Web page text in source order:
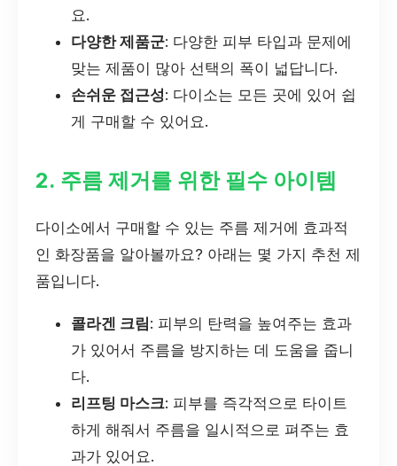
요.
다양한 제품군: 다양한 피부 타입과 문제에
맞는 제품이 많아 선택의 폭이 넓답니다.
손쉬운 접근성: 다이소는 모든 곳에 있어 쉽
게 구매할 수 있어요.
2. 주름 제거를 위한 필수 아이템
다이소에서 구매할 수 있는 주름 제거에 효과적
인 화장품을 알아볼까요? 아래는 몇 가지 추천 제
품입니다.
콜라겐 크림: 피부의 탄력을 높여주는 효과
가 있어서 주름을 방지하는 데 도움을 줍니
다.
리프팅 마스크: 피부를 즉각적으로 타이트
하게 해줘서 주름을 일시적으로 펴주는 효
과가 있어요.